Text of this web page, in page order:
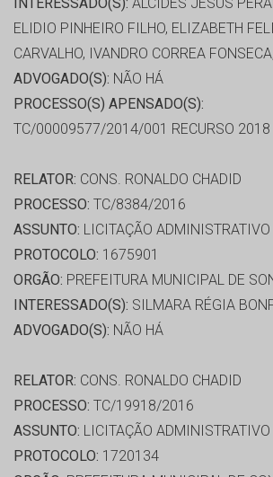
INTERESSADO(S): ALCIDES JESUS
ELIDIO PINHEIRO FILHO, ELIZABETH
CARVALHO, IVANDRO CORREA
ADVOGADO(S): NÃO HÁ
PROCESSO(S) APENSADO(S):
TC/00009577/2014/001 RECURSO 2018
RELATOR: CONS. RONALDO CHADID
PROCESSO: TC/8384/2016
ASSUNTO: LICITAÇÃO
PROTOCOLO: 1675901
ORGÃO: PREFEITURA MUNICIPAL DE
INTERESSADO(S): SILMARA RÉGIA
ADVOGADO(S): NÃO HÁ
RELATOR: CONS. RONALDO CHADID
PROCESSO: TC/19918/2016
ASSUNTO: LICITAÇÃO
PROTOCOLO: 1720134